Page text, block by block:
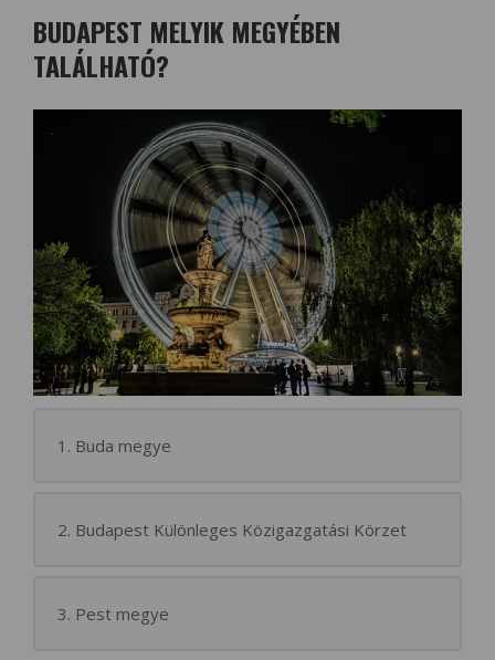
BUDAPEST MELYIK MEGYÉBEN
TALÁLHATÓ?
1. Buda megye
2. Budapest Különleges Közigazgatási Körzet
3. Pest megye